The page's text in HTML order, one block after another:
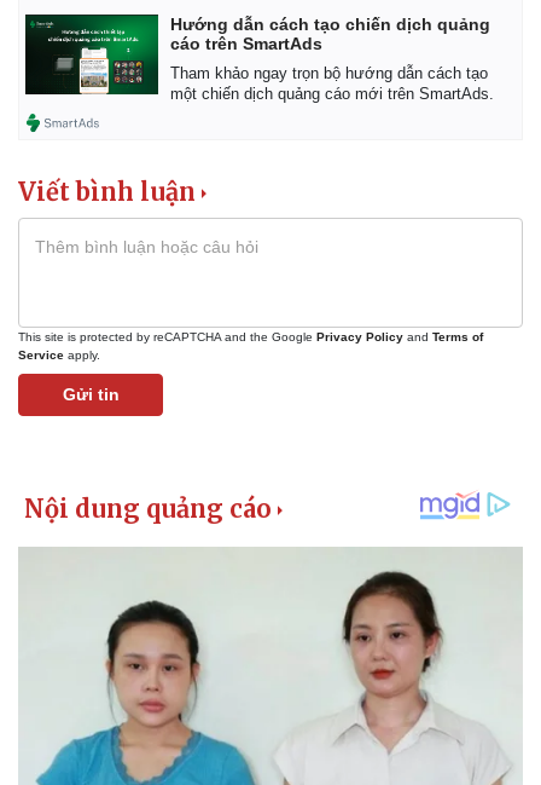
Khởi nghiệp
Giá cà phê
Hướng dẫn cách tạo chiến dịch quảng
cáo trên SmartAds
Tham khảo ngay trọn bộ hướng dẫn cách tạo
một chiến dịch quảng cáo mới trên SmartAds.
Viết bình luận
This site is protected by reCAPTCHA and the Google Privacy Policy and Terms of
Service apply.
Gửi tin